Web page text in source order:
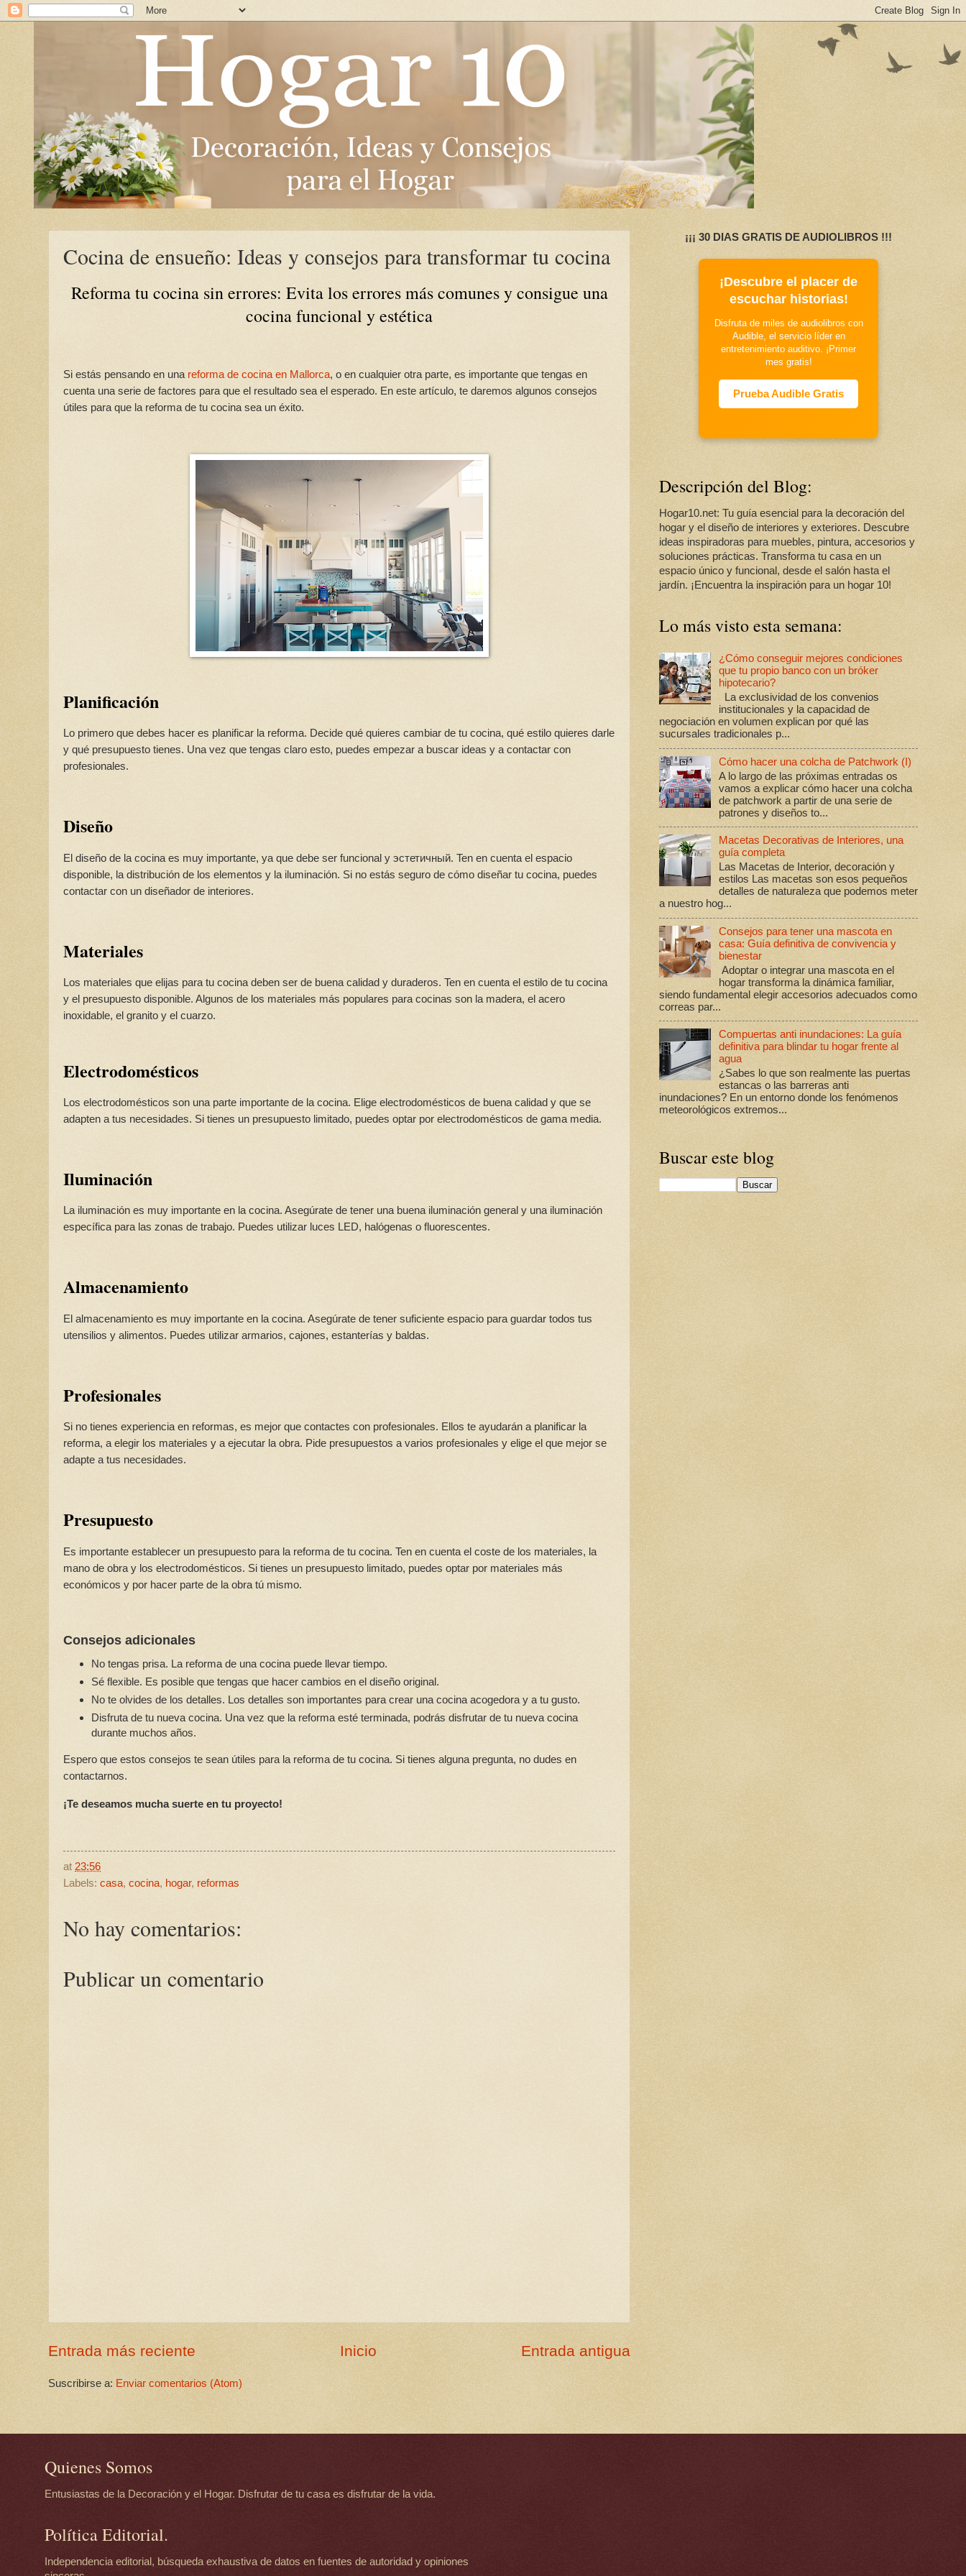
Cocina de ensueño: Ideas y consejos para transformar tu cocina
Reforma tu cocina sin errores: Evita los errores más comunes y consigue una
cocina funcional y estética
Si estás pensando en una reforma de cocina en Mallorca, o en cualquier otra parte, es importante que tengas en
cuenta una serie de factores para que el resultado sea el esperado. En este artículo, te daremos algunos consejos
útiles para que la reforma de tu cocina sea un éxito.
Planificación
Lo primero que debes hacer es planificar la reforma. Decide qué quieres cambiar de tu cocina, qué estilo quieres darle
y qué presupuesto tienes. Una vez que tengas claro esto, puedes empezar a buscar ideas y a contactar con
profesionales.
Diseño
El diseño de la cocina es muy importante, ya que debe ser funcional y эстетичный. Ten en cuenta el espacio
disponible, la distribución de los elementos y la iluminación. Si no estás seguro de cómo diseñar tu cocina, puedes
contactar con un diseñador de interiores.
Materiales
Los materiales que elijas para tu cocina deben ser de buena calidad y duraderos. Ten en cuenta el estilo de tu cocina
y el presupuesto disponible. Algunos de los materiales más populares para cocinas son la madera, el acero
inoxidable, el granito y el cuarzo.
Electrodomésticos
Los electrodomésticos son una parte importante de la cocina. Elige electrodomésticos de buena calidad y que se
adapten a tus necesidades. Si tienes un presupuesto limitado, puedes optar por electrodomésticos de gama media.
Iluminación
La iluminación es muy importante en la cocina. Asegúrate de tener una buena iluminación general y una iluminación
específica para las zonas de trabajo. Puedes utilizar luces LED, halógenas o fluorescentes.
Almacenamiento
El almacenamiento es muy importante en la cocina. Asegúrate de tener suficiente espacio para guardar todos tus
utensilios y alimentos. Puedes utilizar armarios, cajones, estanterías y baldas.
Profesionales
Si no tienes experiencia en reformas, es mejor que contactes con profesionales. Ellos te ayudarán a planificar la
reforma, a elegir los materiales y a ejecutar la obra. Pide presupuestos a varios profesionales y elige el que mejor se
adapte a tus necesidades.
Presupuesto
Es importante establecer un presupuesto para la reforma de tu cocina. Ten en cuenta el coste de los materiales, la
mano de obra y los electrodomésticos. Si tienes un presupuesto limitado, puedes optar por materiales más
económicos y por hacer parte de la obra tú mismo.
Consejos adicionales
No tengas prisa. La reforma de una cocina puede llevar tiempo.
Sé flexible. Es posible que tengas que hacer cambios en el diseño original.
No te olvides de los detalles. Los detalles son importantes para crear una cocina acogedora y a tu gusto.
Disfruta de tu nueva cocina. Una vez que la reforma esté terminada, podrás disfrutar de tu nueva cocina
durante muchos años.
Espero que estos consejos te sean útiles para la reforma de tu cocina. Si tienes alguna pregunta, no dudes en
contactarnos.
¡Te deseamos mucha suerte en tu proyecto!
at 23:56
Labels: casa, cocina, hogar, reformas
No hay comentarios:
Publicar un comentario
Entrada más reciente Entrada antigua
Inicio
Suscribirse a: Enviar comentarios (Atom)
¡¡¡ 30 DIAS GRATIS DE AUDIOLIBROS !!!
¡Descubre el placer de
escuchar historias!
Disfruta de miles de audiolibros con
Audible, el servicio líder en
entretenimiento auditivo. ¡Primer
mes gratis!
Prueba Audible Gratis
Descripción del Blog:
Hogar10.net: Tu guía esencial para la decoración del
hogar y el diseño de interiores y exteriores. Descubre
ideas inspiradoras para muebles, pintura, accesorios y
soluciones prácticas. Transforma tu casa en un
espacio único y funcional, desde el salón hasta el
jardín. ¡Encuentra la inspiración para un hogar 10!
Lo más visto esta semana:
¿Cómo conseguir mejores condiciones
que tu propio banco con un bróker
hipotecario?
La exclusividad de los convenios
institucionales y la capacidad de
negociación en volumen explican por qué las
sucursales tradicionales p...
Cómo hacer una colcha de Patchwork (I)
A lo largo de las próximas entradas os
vamos a explicar cómo hacer una colcha
de patchwork a partir de una serie de
patrones y diseños to...
Macetas Decorativas de Interiores, una
guía completa
Las Macetas de Interior, decoración y
estilos Las macetas son esos pequeños
detalles de naturaleza que podemos meter
a nuestro hog...
Consejos para tener una mascota en
casa: Guía definitiva de convivencia y
bienestar
Adoptar o integrar una mascota en el
hogar transforma la dinámica familiar,
siendo fundamental elegir accesorios adecuados como
correas par...
Compuertas anti inundaciones: La guía
definitiva para blindar tu hogar frente al
agua
¿Sabes lo que son realmente las puertas
estancas o las barreras anti
inundaciones? En un entorno donde los fenómenos
meteorológicos extremos...
Buscar este blog
Quienes Somos
Entusiastas de la Decoración y el Hogar. Disfrutar de tu casa es disfrutar de la vida.
Política Editorial.
Independencia editorial, búsqueda exhaustiva de datos en fuentes de autoridad y opiniones